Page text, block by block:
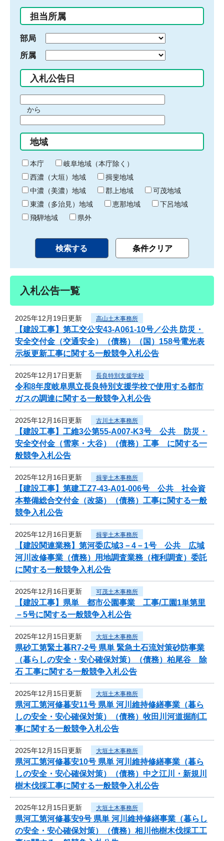
入
力
担当所属
部局
所属
入札公告日
間
始
り
から
間
終
わ
り
地域
本庁
岐阜地域（本庁除く）
西濃（大垣）地域
揖斐地域
中濃（美濃）地域
郡上地域
可茂地域
東濃（多治見）地域
恵那地域
下呂地域
飛騨地域
県外
入札公告一覧
2025年12月19日更新 高山土木事務所
【建設工事】第工交公安43-A061-10号／公共 防災・
安全交付金（交通安全）（債務）（国）158号電光表
示板更新工事に関する一般競争入札公告
2025年12月17日更新 長良特別支援学校
令和8年度岐阜県立長良特別支援学校で使用する都市
ガスの調達に関する一般競争入札公告
2025年12月16日更新 古川土木事務所
【建設工事】工維3公第55-A007-K3号 公共 防災・
安全交付金（雪寒・大谷）（債務）工事 に関する一
般競争入札公告
2025年12月16日更新 揖斐土木事務所
【建設工事】第建工Z7-43-A01-006号 公共 社会資
本整備総合交付金（改築）（債務）工事に関する一般
競争入札公告
2025年12月16日更新 揖斐土木事務所
【建設関連業務】第河委広域3－4－1号 公共 広域
河川改修事業（債務）用地調査業務（権利調査）委託
に関する一般競争入札公告
2025年12月16日更新 可茂土木事務所
【建設工事】県単 都市公園事業 工事/工園1単第里
－5号に関する一般競争入札公告
2025年12月15日更新 大垣土木事務所
県砂工第緊土暮R7-2号 県単 緊急土石流対策砂防事業
（暮らしの安全・安心確保対策）（債務）柏尾谷 除
石 工事に関する一般競争入札公告
2025年12月15日更新 大垣土木事務所
県河工第河修暮安11号 県単 河川維持修繕事業（暮ら
しの安全・安心確保対策）（債務）牧田川河道掘削工
事に関する一般競争入札公告
2025年12月15日更新 大垣土木事務所
県河工第河修暮安10号 県単 河川維持修繕事業（暮ら
しの安全・安心確保対策）（債務）中之江川・新規川
樹木伐採工事に関する一般競争入札公告
2025年12月15日更新 大垣土木事務所
県河工第河修暮安9号 県単 河川維持修繕事業（暮らし
の安全・安心確保対策）（債務）相川他樹木伐採工工